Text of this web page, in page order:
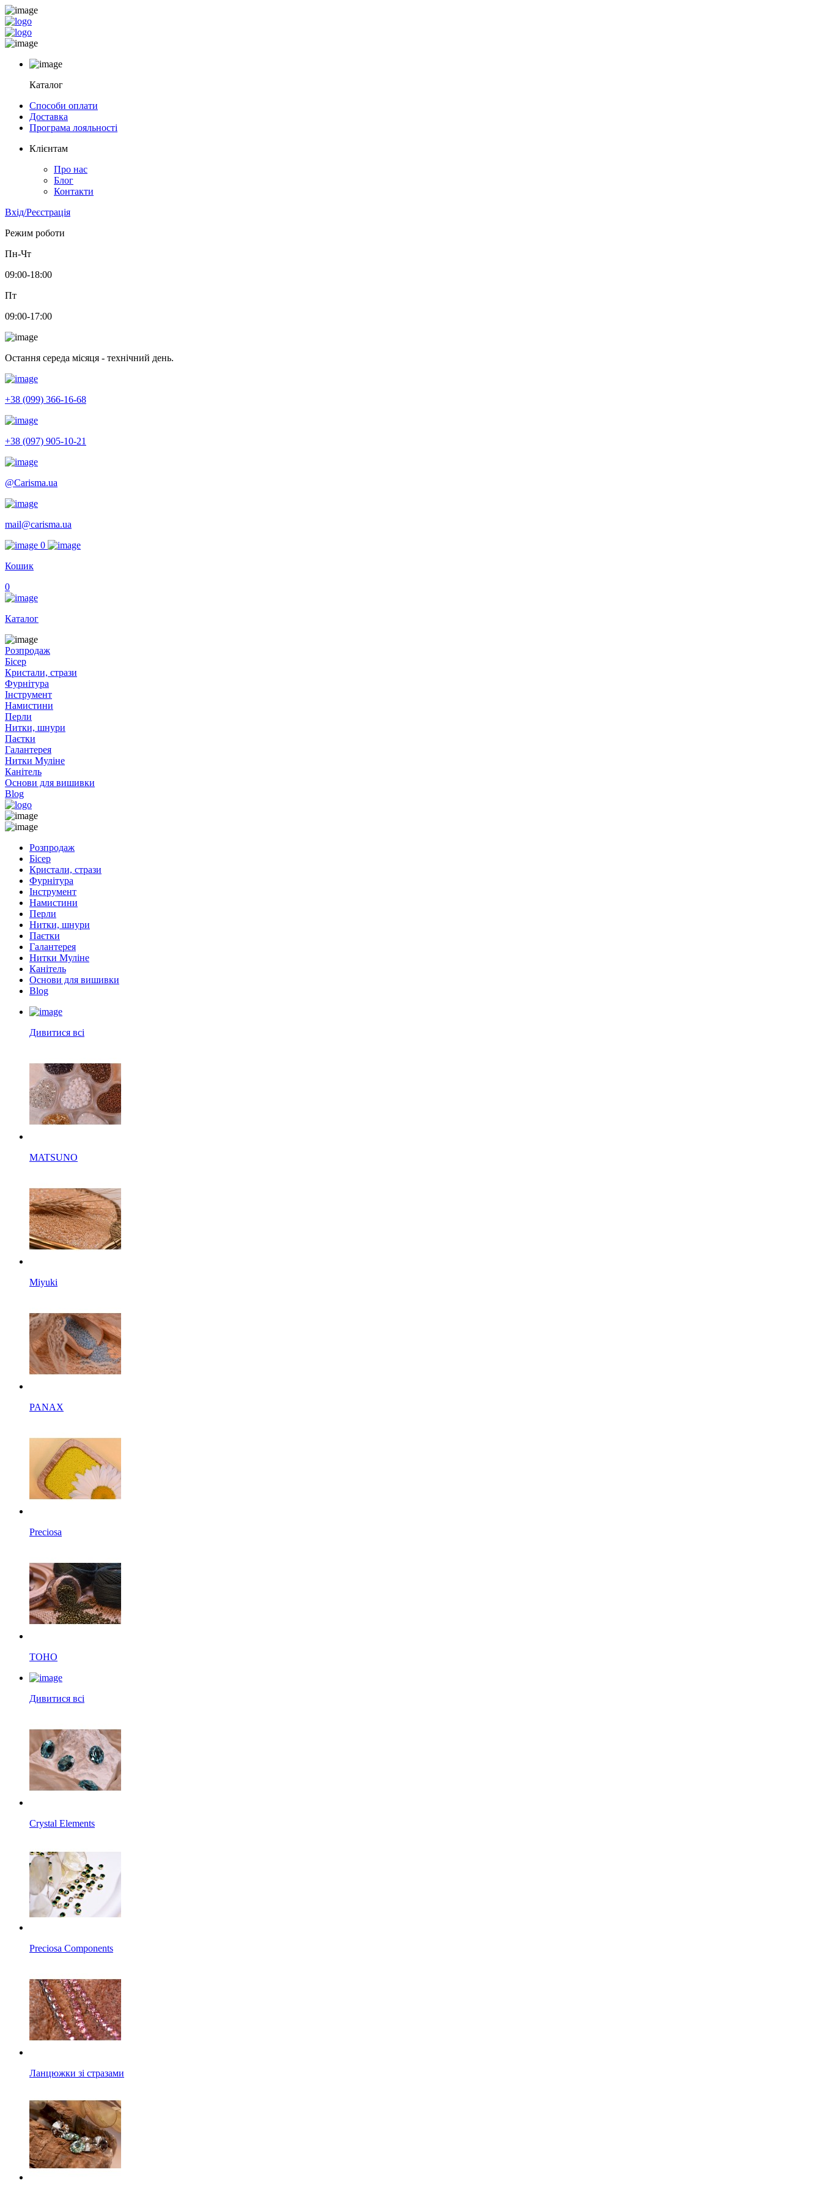
Каталог
Способи оплати
Доставка
Програма лояльності
Клієнтам
Про нас
Блог
Контакти
Вхід/Реєстрація
Режим роботи
Пн-Чт
09:00-18:00
Пт
09:00-17:00
Остання середа місяця - технічний день.
+38 (099) 366-16-68
+38 (097) 905-10-21
@Carisma.ua
mail@carisma.ua
0
Кошик
0
Каталог
Розпродаж
Бісер
Кристали, стрази
Фурнітура
Інструмент
Намистини
Перли
Нитки, шнури
Паєтки
Галантерея
Нитки Муліне
Канітель
Основи для вишивки
Blog
Розпродаж
Бісер
Кристали, стрази
Фурнітура
Інструмент
Намистини
Перли
Нитки, шнури
Паєтки
Галантерея
Нитки Муліне
Канітель
Основи для вишивки
Blog
Дивитися всі
MATSUNO
Miyuki
PANAX
Preciosa
TOHO
Дивитися всі
Crystal Elements
Preciosa Components
Ланцюжки зі стразами